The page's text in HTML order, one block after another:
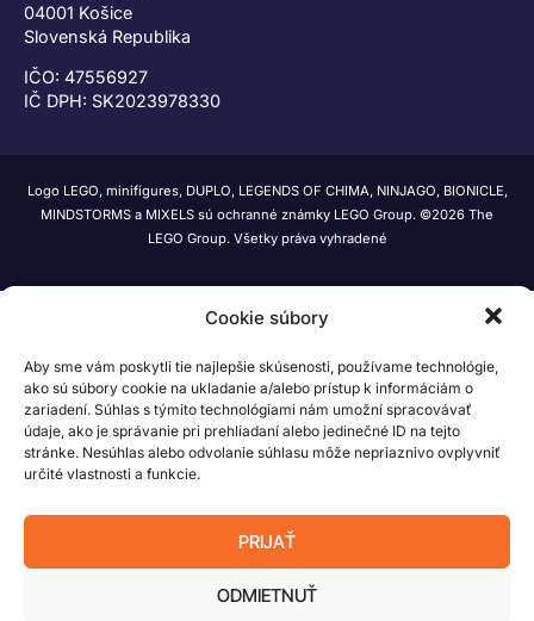
Cookie súbory
Aby sme vám poskytli tie najlepšie skúsenosti, používame technológie,
ako sú súbory cookie na ukladanie a/alebo prístup k informáciám o
zariadení. Súhlas s týmito technológiami nám umožní spracovávať
údaje, ako je správanie pri prehliadaní alebo jedinečné ID na tejto
stránke. Nesúhlas alebo odvolanie súhlasu môže nepriaznivo ovplyvniť
určité vlastnosti a funkcie.
PRIJAŤ
ODMIETNUŤ
04001 Košice
Slovenská Republika
IČO: 47556927
IČ DPH: SK2023978330
Logo LEGO, minifigures, DUPLO, LEGENDS OF CHIMA, NINJAGO, BIONICLE,
MINDSTORMS a MIXELS sú ochranné známky LEGO Group. ©2026 The
LEGO Group. Všetky práva vyhradené